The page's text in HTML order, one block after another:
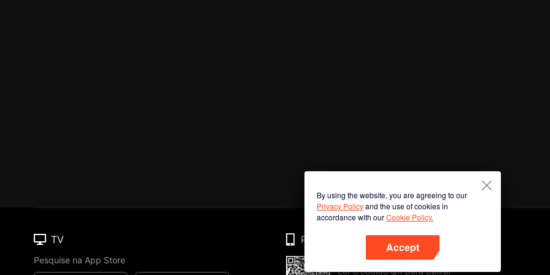
By using the website, you are agreeing to our
Privacy Policyand the use of cookies in
accordance with ourCookie Policy.
Accept
TV
Pesquise na App Store
Phone
Ler o código QR para baixar